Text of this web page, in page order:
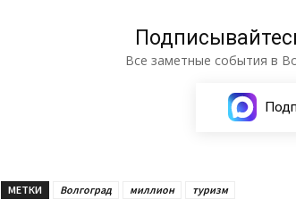
Все заметные события в
МЕТКИ Волгоград миллион туризм